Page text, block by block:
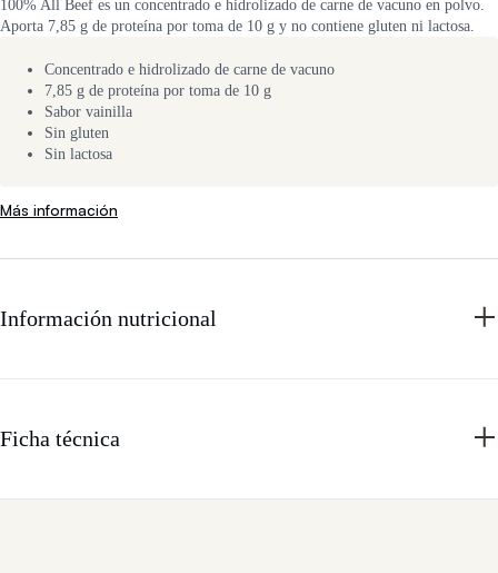
100% All Beef es un concentrado e hidrolizado de carne de vacuno en polvo.
Aporta 7,85 g de proteína por toma de 10 g y no contiene gluten ni lactosa.
Concentrado e hidrolizado de carne de vacuno
7,85 g de proteína por toma de 10 g
Sabor vainilla
Sin gluten
Sin lactosa
Más información
Información nutricional
Ficha técnica